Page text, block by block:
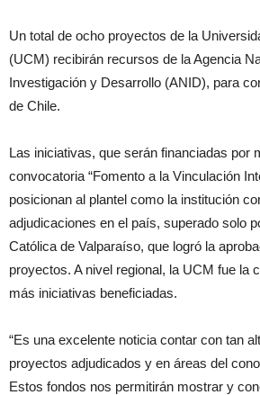
Un total de ocho proyectos de la
(UCM) recibirán recursos de la Agencia
Investigación y Desarrollo (ANID), para
de Chile.
Las iniciativas, que serán financiadas por
convocatoria “Fomento a la Vinculación
posicionan al plantel como la institución
adjudicaciones en el país, superado solo
Católica de Valparaíso, que logró la
proyectos. A nivel regional, la UCM fue la
más iniciativas beneficiadas.
“Es una excelente noticia contar con tan
proyectos adjudicados y en áreas del
Estos fondos nos permitirán mostrar y